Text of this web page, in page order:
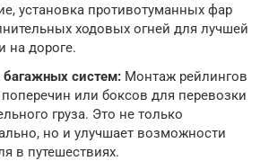
установка противотуманных фар
ходовых огней для лучшей
на дороге.
багажных систем: Монтаж рейлингов
или боксов для перевозки
груза. Это не только
но и улучшает возможности
в путешествиях.